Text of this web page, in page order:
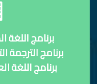
برنامج اللغة
برنامج الترجمة
برنامج اللغة